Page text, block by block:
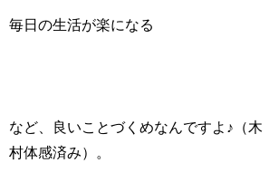
毎日の生活が楽になる
など、良いことづくめなんですよ♪（木
村体感済み）。